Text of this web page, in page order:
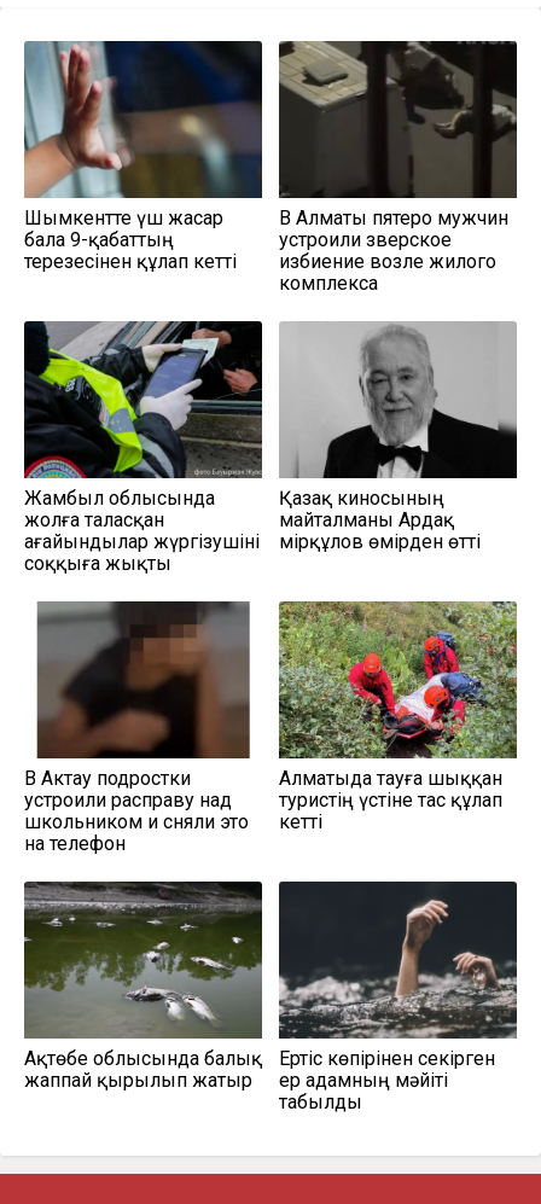
Шымкентте үш жасар
бала 9-қабаттың
терезесінен құлап кетті
В Алматы пятеро мужчин
устроили зверское
избиение возле жилого
комплекса
Жамбыл облысында
жолға таласқан
ағайындылар жүргізушіні
соққыға жықты
Қазақ киносының
майталманы Ардақ
Әмірқұлов өмірден өтті
В Актау подростки
устроили расправу над
школьником и сняли это
на телефон
Алматыда тауға шыққан
туристің үстіне тас құлап
кетті
Ақтөбе облысында балық
жаппай қырылып жатыр
Ертіс көпірінен секірген
ер адамның мәйіті
табылды